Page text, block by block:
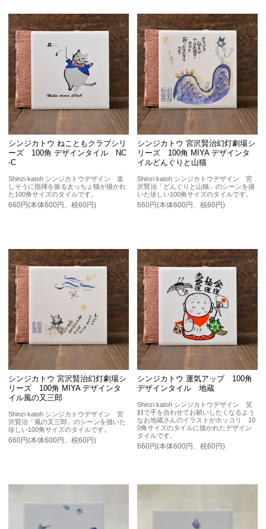
シンジカトウ ねこともクラブシリ
ーズ 100角 デザインタイル NC
-C
Shinzi katoh シンジカトウデザイン 楽
しそうに指揮を振る太っちょ猫が描かれ
た100角サイズのタイルです。
660円(本体600円、税60円)
シンジカトウ 宮沢賢治幻灯劇場シ
リーズ 100角 MIYA デザインタ
イルどんぐりと山猫
Shinzi katoh シンジカトウデザイン 宮
沢賢治「どんぐりと山猫」のシーンを描
いた珍しい100角サイズのタイルです。
660円(本体600円、税60円)
シンジカトウ 宮沢賢治幻灯劇場シ
リーズ 100角 MIYA デザインタ
イル風の又三郎
Shinzi katoh シンジカトウデザイン 宮
沢賢治「風の又三郎」のシーンを描いた
珍しい100角サイズのタイルです。
660円(本体600円、税60円)
シンジカトウ 運気アップ 100角
デザインタイル 地蔵
Shinzi katoh シンジカトウデザイン 笑
顔で手を合わせてお願いしたくなるよう
なお地蔵さんのイラストがホッコリ 10
0角サイズのタイルに描かれたデザイン
タイルです。
660円(本体600円、税60円)